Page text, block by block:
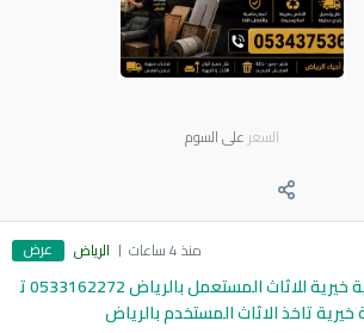
السعر على السوم
منذ 4 ساعات الرياض عرض
توصيل جمعية خيرية للاثاث المستعمل بالرياض 0533162272 ت
تاخذ الاثاث المستخدم بالرياض